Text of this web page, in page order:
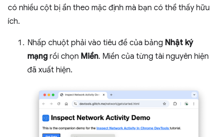
có nhiều cột bị ẩn theo mặc định mà bạn có thể thấy hữu
ích.
Nhấp chuột phải vào tiêu đề của bảng Nhật ký
mạng rồi chọn Miền. Miền của từng tài nguyên hiện
đã xuất hiện.